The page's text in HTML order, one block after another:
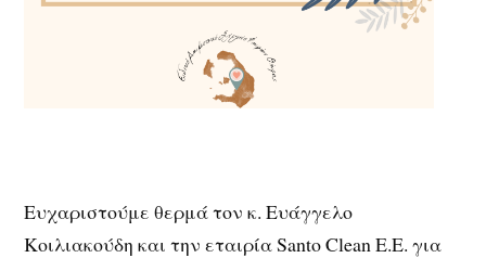
Ευχαριστούμε θερμά τον κ. Ευάγγελο
Κοιλιακούδη και την εταιρία Santo Clean E.E. για